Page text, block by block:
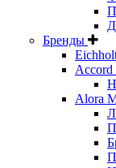
Бренды
Alora